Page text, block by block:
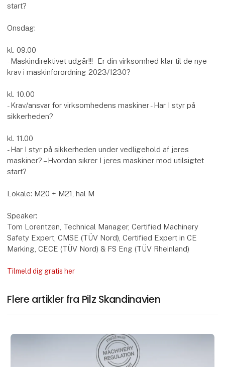
start?
Onsdag:
kl. 09.00
- Maskindirektivet udgår!!! - Er din virksomhed klar til de nye
krav i maskinforordning 2023/1230?
kl. 10.00
- Krav/ansvar for virksomhedens maskiner - Har I styr på
sikkerheden?
kl. 11.00
- Har I styr på sikkerheden under vedligehold af jeres
maskiner? – Hvordan sikrer I jeres maskiner mod utilsigtet
start?
Lokale: M20 + M21, hal M
Speaker:
Tom Lorentzen, Technical Manager, Certified Machinery
Safety Expert, CMSE (TÜV Nord), Certified Expert in CE
Marking, CECE (TÜV Nord) & FS Eng (TÜV Rheinland)
Tilmeld dig gratis her
Flere artikler fra Pilz Skandinavien